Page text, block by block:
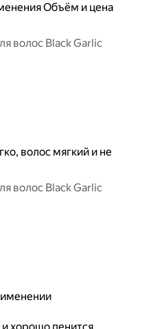
Объём и цена
волос Black Garlic
волос мягкий и не
волос Black Garlic